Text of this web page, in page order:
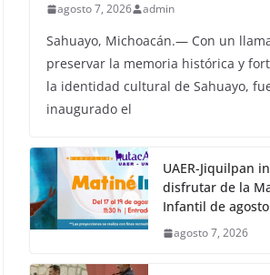
agosto 7, 2026 admin
Sahuayo, Michoacán.— Con un
preservar la memoria histórica y
la identidad cultural de Sahuayo,
inaugurado el
UAER-Jiquilpan
disfrutar de la
Infantil de agosto
agosto 7, 2026